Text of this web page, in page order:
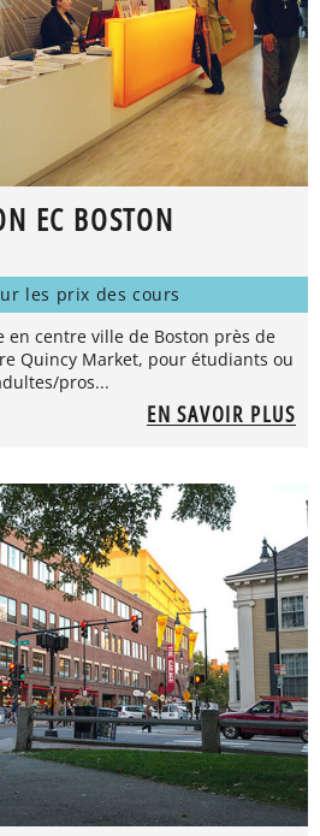
EC BOSTON
les prix des cours
en centre ville de Boston près de
Quincy Market, pour étudiants ou
pros...
EN SAVOIR PLUS